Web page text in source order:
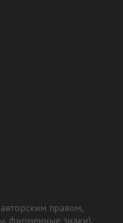
правом,
фирменные знаки).